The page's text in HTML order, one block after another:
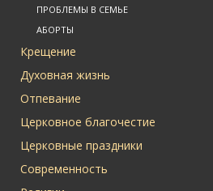
ПРОБЛЕМЫ В СЕМЬЕ
АБОРТЫ
Крещение
Духовная жизнь
Отпевание
Церковное благочестие
Церковные праздники
Современность